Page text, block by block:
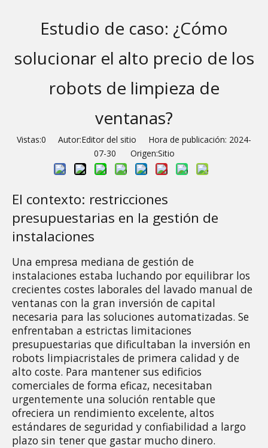
Estudio de caso: ¿Cómo
solucionar el alto precio de los
robots de limpieza de
ventanas?
Vistas:0 Autor:Editor del sitio Hora de publicación: 2024-
07-30 Origen:Sitio
El contexto: restricciones
presupuestarias en la gestión de
instalaciones
Una empresa mediana de gestión de
instalaciones estaba luchando por equilibrar los
crecientes costes laborales del lavado manual de
ventanas con la gran inversión de capital
necesaria para las soluciones automatizadas. Se
enfrentaban a estrictas limitaciones
presupuestarias que dificultaban la inversión en
robots limpiacristales de primera calidad y de
alto coste. Para mantener sus edificios
comerciales de forma eficaz, necesitaban
urgentemente una solución rentable que
ofreciera un rendimiento excelente, altos
estándares de seguridad y confiabilidad a largo
plazo sin tener que gastar mucho dinero.